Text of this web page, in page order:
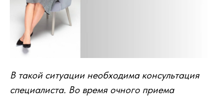
В такой ситуации необходима консультация
специалиста. Во время очного приема